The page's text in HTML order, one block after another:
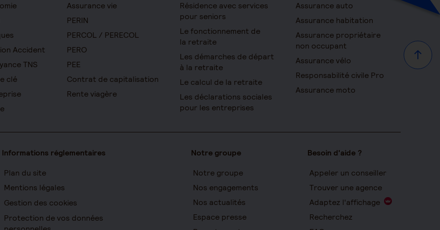
Haut
Accident
TNS
clé
Assurance vie
PERIN
PERCOL / PERECOL
PERO
PEE
Contrat de capitalisation
Rente viagère
Résidence avec services
pour seniors
Le fonctionnement de
la retraite
Les démarches de départ
à la retraite
Le calcul de la retraite
Les déclarations sociales
pour les entreprises
Assurance auto
Assurance habitation
Assurance propriétaire
non occupant
Assurance vélo
Responsabilité civile Pro
Assurance moto
Informations réglementaires
Plan du site
Mentions légales
Gestion des cookies
Protection de vos données
Notre groupe
Notre groupe
Nos engagements
Nos actualités
Espace presse
Besoin d'aide ?
Appeler un conseiller
Trouver une agence
Adaptez l'affichage
Recherchez